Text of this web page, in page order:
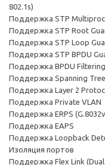
802.1s)
Поддержка STP
Поддержка STP Root
Поддержка STP Loop
Поддержка STP BPDU
Поддержка BPDU Filtering
Поддержка Spanning
Поддержка Layer 2
Поддержка Private VLAN
Поддержка ERPS
Поддержка EAPS
Поддержка Loopback
Изоляция портов
Поддержка Flex Link